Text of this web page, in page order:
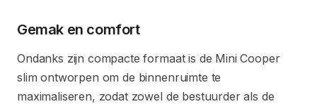
Gemak en comfort
Ondanks zijn compacte formaat is de Mini Cooper
slim ontworpen om de binnenruimte te
maximaliseren, zodat zowel de bestuurder als de